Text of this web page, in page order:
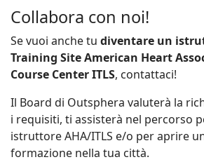
Collabora con noi!
Se vuoi anche tu diventare un
Training Site American Heart
Course Center ITLS, contattaci!
Il Board di Outsphera valuterà la
i requisiti, ti assisterà nel percorso
istruttore AHA/ITLS e/o per aprire
formazione nella tua città.